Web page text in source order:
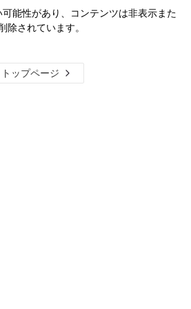
能性があり、コンテンツは非表示また
除されています。
トップページ